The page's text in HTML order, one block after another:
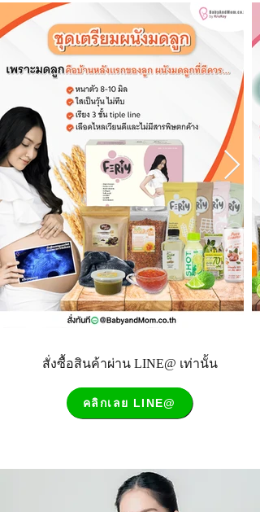
สั่งซื้อสินค้าผ่าน LINE@ เท่านั้น
คลิกเลย LINE@